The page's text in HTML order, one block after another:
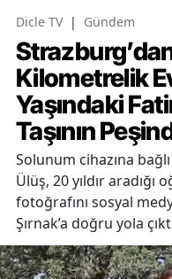
Dicle TV | Gündem
Kilometrelik
Yaşındaki
Taşının
Solunum cihazına
Ülüş, 20 yıldır aradığı
fotoğrafını sosyal
Şırnak’a doğru yola